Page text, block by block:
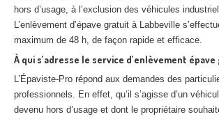
hors d’usage, à l’exclusion des véhicules
L’enlèvement d’épave gratuit à Labbeville
maximum de 48 h, de façon rapide et efficace.
À qui s’adresse le service d’enlèvement
L’Épaviste-Pro répond aux demandes des
professionnels. En effet, qu’il s’agisse d’un
devenu hors d’usage et dont le propriétaire